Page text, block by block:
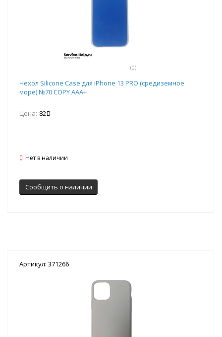
(0)
Чехол Silicone Case для iPhone 13 PRO (средиземное
море) №70 COPY AAA+
Цена: 82
Нет в наличии
Сообщить о наличии
Артикул: 371266